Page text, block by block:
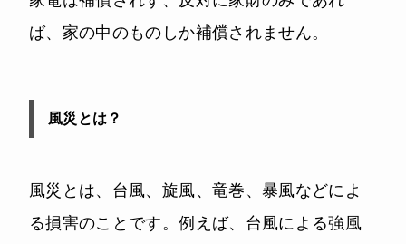
ば、家の中のものしか補償されません。
風災とは？
風災とは、台風、旋風、⻯巻、暴風などによ
る損害のことです。例えば、台風による強風